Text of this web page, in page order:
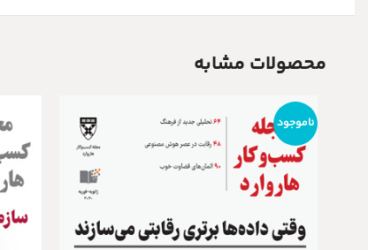
محصولات مشابه
ناموجود